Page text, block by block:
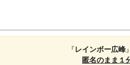
『レインボー広峰
匿名のまま１